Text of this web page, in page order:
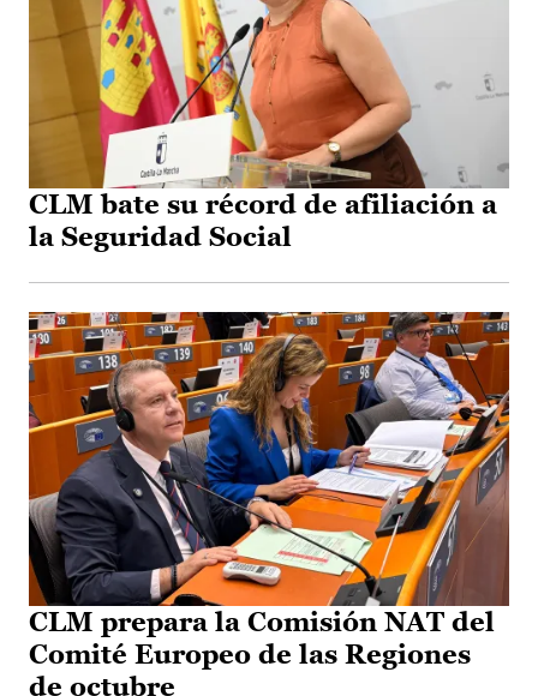
CLM bate su récord de afiliación a
la Seguridad Social
CLM prepara la Comisión NAT del
Comité Europeo de las Regiones
de octubre